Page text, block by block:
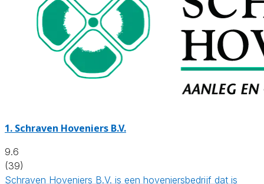
1. Schraven Hoveniers B.V.
9.6
(39)
Schraven Hoveniers B.V. is een hoveniersbedrijf dat is